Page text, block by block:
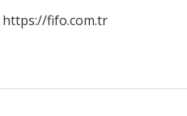
https://fifo.com.tr